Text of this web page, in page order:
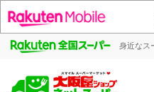
身近なス